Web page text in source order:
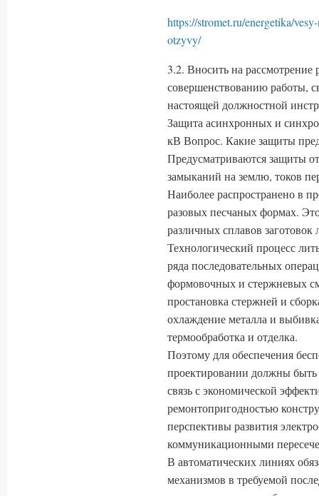
https://stromet.ru/energetika/
otzyvy/
3.2. Вносить на рассмотрение
совершенствованию работы,
настоящей должностной
Защита асинхронных и
кВ Вопрос. Какие защиты
Предусматриваются защиты
замыканий на землю, токов
Наиболее распространено в
разовых песчаных формах.
различных сплавов
Технологический процесс
ряда последовательных
формовочных и стержневых
простановка стержней и
охлаждение металла и
термообработка и отделка.
Поэтому для обеспечения
проектировании должны
связь с экономической
ремонтопригодностью
перспективы развития
коммуникационными
В автоматических линиях
механизмов в требуемой